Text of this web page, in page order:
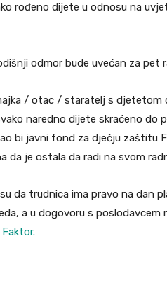
rođeno dijete u odnosu na
odmor bude uvećan za pet
/ otac / staratelj s djetetom
naredno dijete skraćeno do
bi javni fond za dječju zaštitu
da je ostala da radi na svom
da trudnica ima pravo na dan
a u dogovoru s
Faktor.